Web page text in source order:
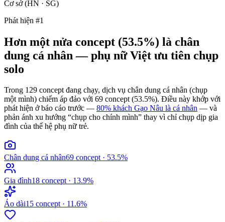
Cơ sở (HN · SG)
Phát hiện #1
Hơn một nửa concept (53.5%) là chân
dung cá nhân — phụ nữ Việt ưu tiên chụp
solo
Trong 129 concept đang chạy, dịch vụ chân dung cá nhân (chụp
một mình) chiếm áp đảo với 69 concept (53.5%). Điều này khớp với
phát hiện ở báo cáo trước — 80% khách Gạo Nâu là cá nhân — và
phản ánh xu hướng “chụp cho chính mình” thay vì chỉ chụp dịp gia
đình của thế hệ phụ nữ trẻ.
Chân dung cá nhân69 concept · 53.5%
Gia đình18 concept · 13.9%
Áo dài15 concept · 11.6%